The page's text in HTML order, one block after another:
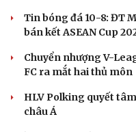
Tin bóng đá 10-8: ĐT
bán kết ASEAN Cup
Chuyển nhượng V-
FC ra mắt hai thủ môn
HLV Polking quyết
châu Á